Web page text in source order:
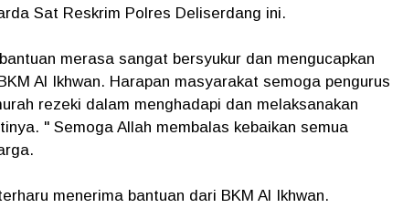
Sat Reskrim Polres Deliserdang ini.
merasa sangat bersyukur dan mengucapkan
Al Ikhwan. Harapan masyarakat semoga pengurus
rezeki dalam menghadapi dan melaksanakan
" Semoga Allah membalas kebaikan semua
menerima bantuan dari BKM Al Ikhwan.